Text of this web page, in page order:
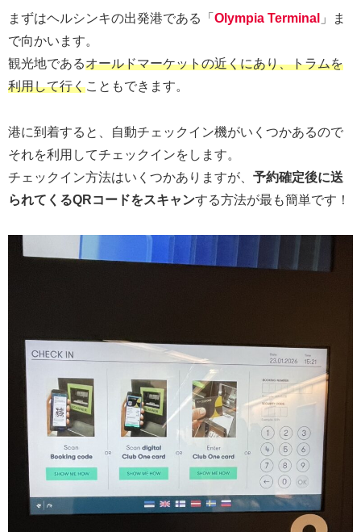
まずはヘルシンキの出発港である「 Olympia Terminal 」ま
で向かいます。
観光地であるオールドマーケットの近くにあり、トラムを
利用して行くこともできます。
港に到着すると、自動チェックイン機がいくつかあるので
それを利用してチェックインをします。
チェックイン方法はいくつかありますが、 予約確定後に送
られてくるQRコードをスキャンする方法が最も簡単です！